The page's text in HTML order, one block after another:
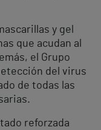
y gel
que acudan al
el Grupo
del virus
de todas las
reforzada